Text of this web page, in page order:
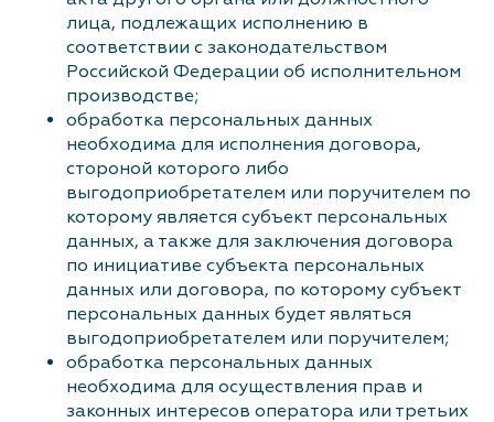
лица, подлежащих исполнению в
соответствии с законодательством
Российской Федерации об исполнительном
производстве;
обработка персональных данных
необходима для исполнения договора,
стороной которого либо
выгодоприобретателем или поручителем по
которому является субъект персональных
данных, а также для заключения договора
по инициативе субъекта персональных
данных или договора, по которому субъект
персональных данных будет являться
выгодоприобретателем или поручителем;
обработка персональных данных
необходима для осуществления прав и
законных интересов оператора или третьих